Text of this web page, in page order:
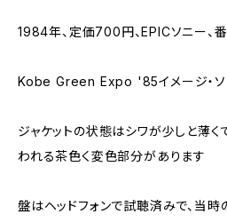
1984年、定価700円、EPICソニー、
Kobe Green Expo '85イメージ・ソ
ジャケットの状態はシワが少しと薄
われる茶色く変色部分があります
盤はヘッドフォンで試聴済みで、当